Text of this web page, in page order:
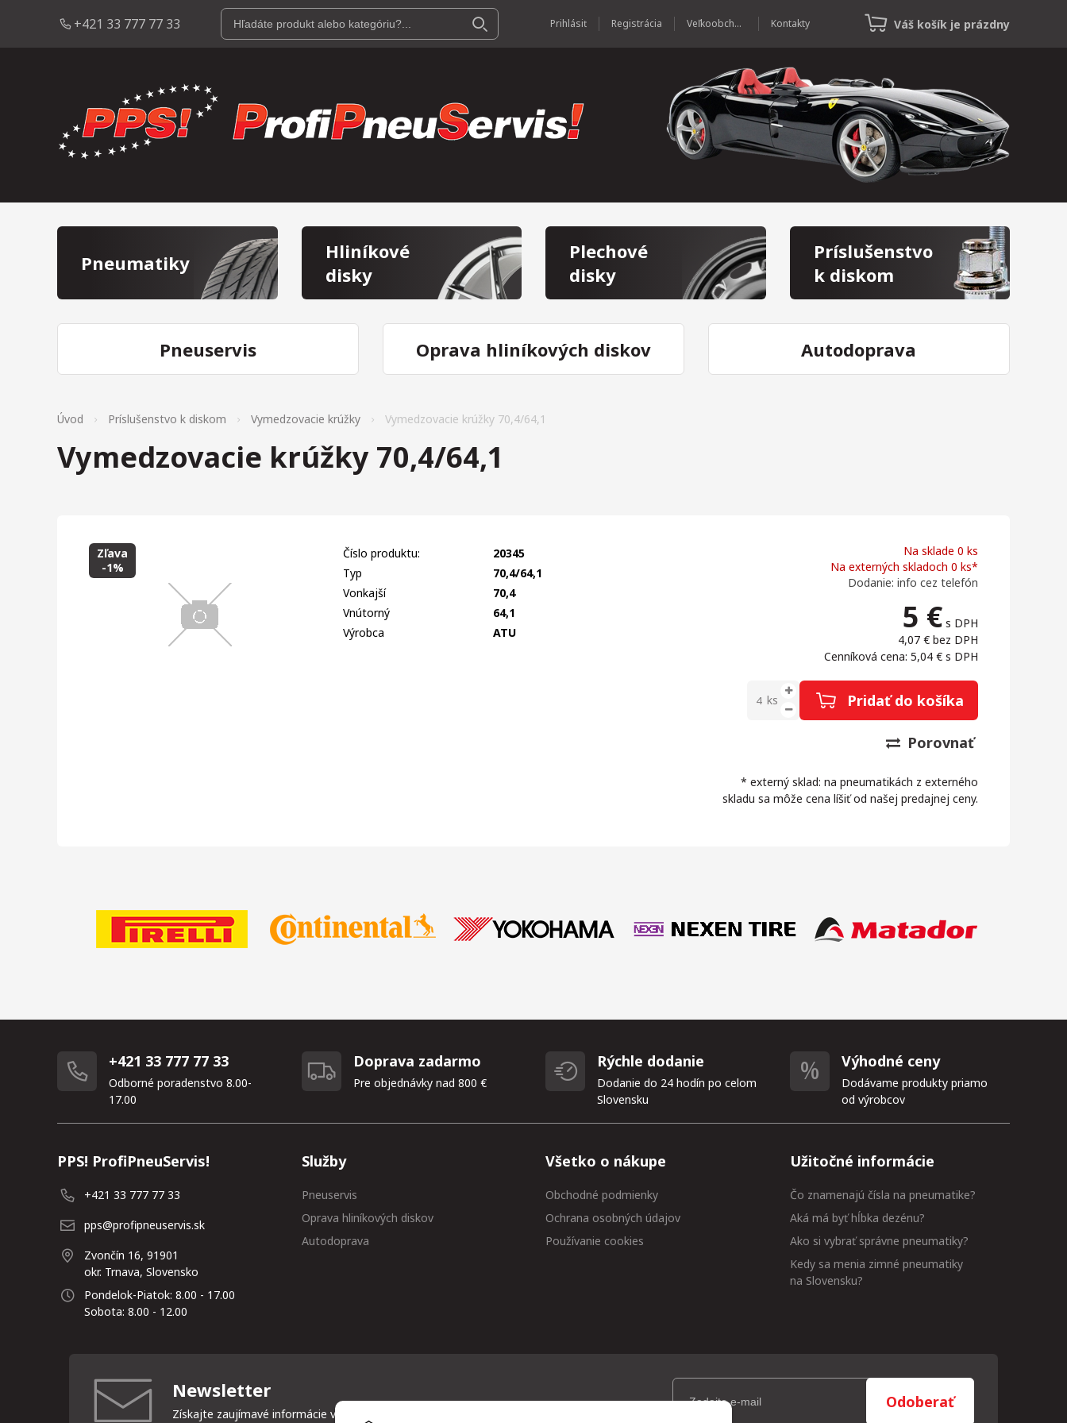
+421 33 777 77 33 Prihlásiť Registrácia Veľkoobchod Kontakty Váš košík je prázdny
Pneumatiky
Hliníkové
disky
Plechové
disky
Príslušenstvo
k diskom
Pneuservis Oprava hliníkových diskov Autodoprava
Úvod Príslušenstvo k diskom Vymedzovacie krúžky Vymedzovacie krúžky 70,4/64,1
Vymedzovacie krúžky 70,4/64,1
Zľava
-1%
Na sklade 0 ks
Na externých skladoch 0 ks*
Dodanie: info cez telefón
5 € s DPH
4,07 € bez DPH
Cenníková cena: 5,04 € s DPH
ks Pridať do košíka
Porovnať
* externý sklad: na pneumatikách z externého
skladu sa môže cena líšiť od našej predajnej ceny.
Číslo produktu:
20345
Typ
70,4/64,1
Vonkajší
70,4
Vnútorný
64,1
Výrobca
ATU
+421 33 777 77 33
Odborné poradenstvo 8.00-
17.00
Doprava zadarmo
Pre objednávky nad 800 €
Rýchle dodanie
Dodanie do 24 hodín po celom
Slovensku
Výhodné ceny
Dodávame produkty priamo
od výrobcov
PPS! ProfiPneuServis!
+421 33 777 77 33
pps@profipneuservis.sk
Zvončín 16, 91901
okr. Trnava, Slovensko
Pondelok-Piatok: 8.00 - 17.00
Sobota: 8.00 - 12.00
Služby
Pneuservis
Oprava hliníkových diskov
Autodoprava
Všetko o nákupe
Obchodné podmienky
Ochrana osobných údajov
Používanie cookies
Užitočné informácie
Čo znamenajú čísla na pneumatike?
Aká má byť hĺbka dezénu?
Ako si vybrať správne pneumatiky?
Kedy sa menia zimné pneumatiky
na Slovensku?
Newsletter
Získajte zaujímavé informácie vždy medzi prvými
Odoberať